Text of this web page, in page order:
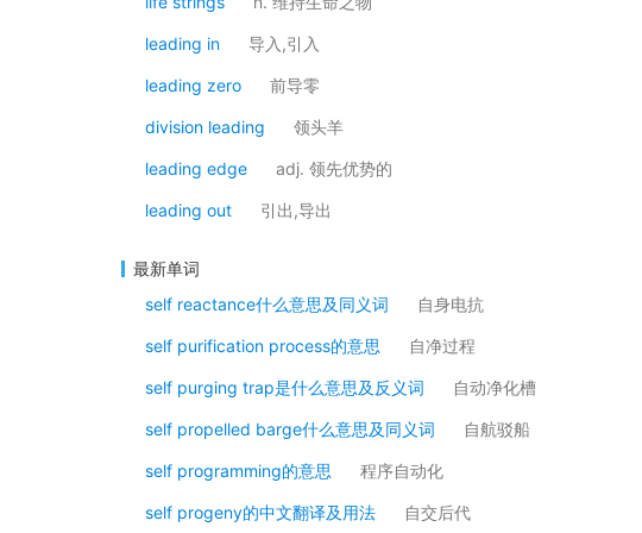
leading in 导入,引入
leading zero 前导零
division leading 领头羊
leading edge adj. 领先优势的
leading out 引出,导出
最新单词
self reactance什么意思及同义词
自身电抗
self purification process的意思 自净过程
self purging trap是什么意思及反义词 自动净化槽
self propelled barge什么意思及同义词 自航驳船
self programming的意思 程序自动化
self progeny的中文翻译及用法 自交后代